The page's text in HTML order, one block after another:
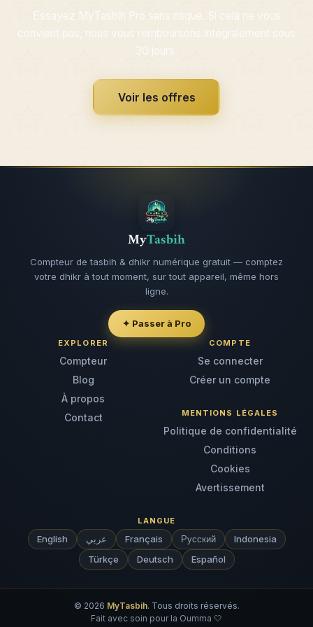
Essayez MyTasbih Pro sans risque. Si cela ne vous
convient pas, nous vous remboursons intégralement sous
30 jours.
Voir les offres
MyTasbih
Compteur de tasbih & dhikr numérique gratuit — comptez
votre dhikr à tout moment, sur tout appareil, même hors
ligne.
✦ Passer à Pro
EXPLORER
Compteur
Blog
À propos
Contact
COMPTE
Se connecter
Créer un compte
MENTIONS LÉGALES
Politique de confidentialité
Conditions
Cookies
Avertissement
LANGUE
English عربي Français Русский
Indonesia
Türkçe
Deutsch Español
© 2026 MyTasbih. Tous droits réservés.
Fait avec soin pour la Oumma 🤍